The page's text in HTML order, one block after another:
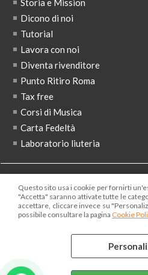
Questo sito usa i cookie per fornirti
"Accetta" saranno attivate tutte le
accettare, cliccare invece su
possibile consultare la pagina Cookie
Storia e Mission
Dicono di noi
Tutorial
Lavora con noi
Diventa rivenditore
Punto Ritiro Roma
Tax free
Corsi di Musica
Carta Fedeltà
Laboratorio liuteria
ISCRIVITI ALLA NEWSLETTER